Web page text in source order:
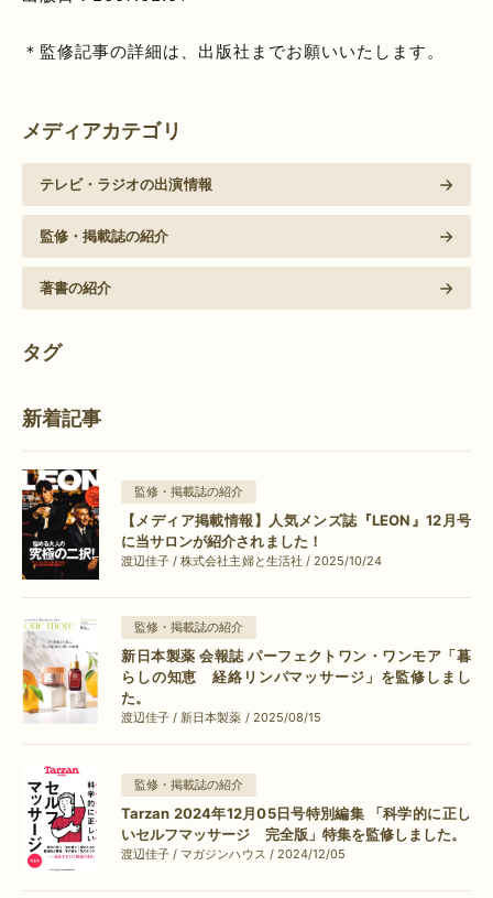
＊監修記事の詳細は、出版社までお願いいたします。
メディアカテゴリ
テレビ・ラジオの出演情報
監修・掲載誌の紹介
著書の紹介
タグ
新着記事
監修・掲載誌の紹介
【メディア掲載情報】人気メンズ誌『LEON』12月号
に当サロンが紹介されました！
渡辺佳子 / 株式会社主婦と生活社 / 2025/10/24
監修・掲載誌の紹介
新日本製薬 会報誌 パーフェクトワン・ワンモア「暮
らしの知恵 経絡リンパマッサージ」を監修しまし
た。
渡辺佳子 / 新日本製薬 / 2025/08/15
監修・掲載誌の紹介
Tarzan 2024年12月05日号特別編集 「科学的に正し
いセルフマッサージ 完全版」特集を監修しました。
渡辺佳子 / マガジンハウス / 2024/12/05